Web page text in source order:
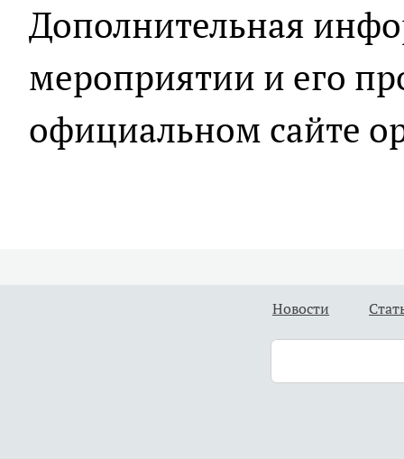
Дополнительная
мероприятии и его
официальном сайте
Новости